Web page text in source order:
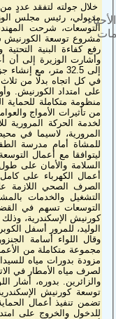
خلال جولته لتفقد عددٍ
مدبولي، رئيس مجلس
التوسعات، شرحت
مشروع توسعة الكورنيش
رفع كفاءة البنية
وأشارت الوزيرة إلى أن
إلى 32.5 متر،
في كل اتجاه بدلًا من
على امتداد الكورنيش.
منظومة متكاملة
من تأثيرات الأمواج
لخدمة الحركة المرورية
المرورية، لاسيما في
للمشاة أمام مدرسة
ليتوافقا مع أعمال
السلامة والأمان على
أعمال الكهرباء على
الصرف الصحي اللازمة
التشغيل والخدمات
التوسعات تسهم في
كورنيش الإسكندرية،
الوليد، للمرور أسفل
وقال اللواء أسامة
مزودة بدورات مياه
لصرف مياه الأمطار في
والزائرين. بدوره، أشار
للدخول والخروج على